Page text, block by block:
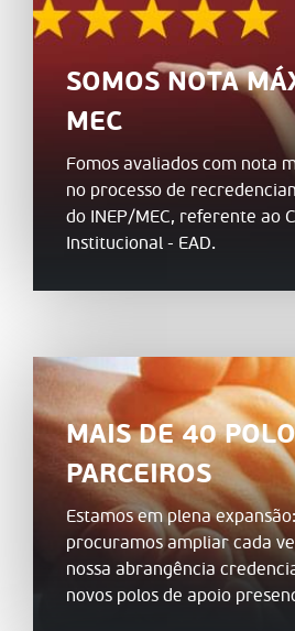
SOMOS NOTA
MEC
Fomos avaliados com nota
no processo de
do INEP/MEC, referente ao
Institucional - EAD.
MAIS DE 40
PARCEIROS
Estamos em plena expansão:
procuramos ampliar cada
nossa abrangência
novos polos de apoio